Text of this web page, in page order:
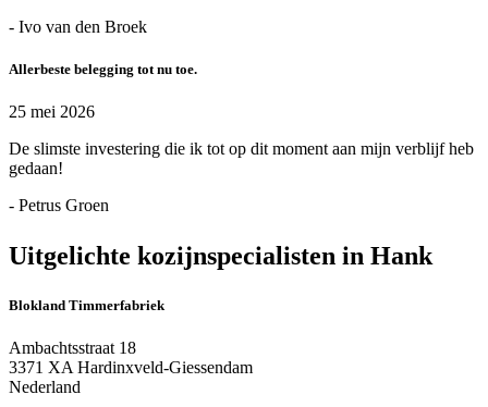
- Ivo van den Broek
Allerbeste belegging tot nu toe.
25 mei 2026
De slimste investering die ik tot op dit moment aan mijn verblijf heb
gedaan!
- Petrus Groen
Uitgelichte kozijnspecialisten in Hank
Blokland Timmerfabriek
Ambachtsstraat 18
3371 XA Hardinxveld-Giessendam
Nederland